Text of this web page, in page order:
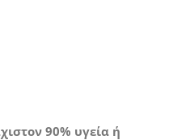
90% υγεία ή